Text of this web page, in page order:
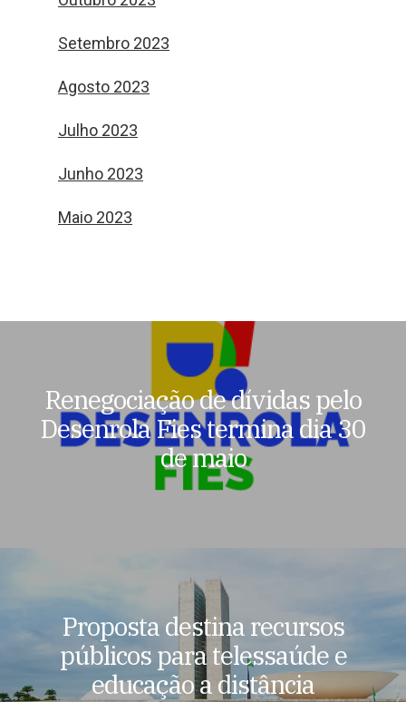
Setembro 2023
Agosto 2023
Julho 2023
Junho 2023
Maio 2023
Renegociação de dívidas pelo
Desenrola Fies termina dia 30
de maio
Proposta destina recursos
públicos para telessaúde e
educação a distância